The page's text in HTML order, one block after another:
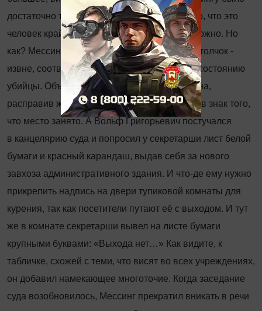
достаточно того, что объект определён точно, что это
человек крайне нервный, и расшатать его можно. Но
как? Мессинг решил, что тут нужен какой-то толчок ­
извне, соответствующий психологическому состоянию
убийцы. Объявили первый перерыв. Мужчина,
расправив журнал, положил его на сидение в знак того,
что место занято. А Вольф Григорьевич постучался
в канцелярию суда и попросил у секретарши лист белой
бумаги и красный карандаш, выдав себя за нового
завхоза административного здания. И что‑де ему нужно
прикрепить надпись на двери тупиковой комнаты для
курения, так как посетители путают её с выходом. И тут
же в комнате секретарши вывел на листе бумаги
крупными буквами: «Выхода нет…» Как видите, к
табличке, схожей с теми, что висят во всех учреждениях,
он добавил намекающее многоточие. Когда заседание
суда возобновилось, Мессинг прекратил вникать в речи